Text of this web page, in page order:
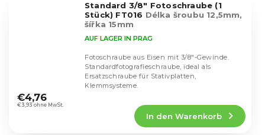
Standard 3/8" Fotoschraube (1
Stück) FT016 Délka šroubu 12,5mm,
šířka 15mm
durchschnittliche
Produktbewertung
AUF LAGER IN PRAG
€3,93 ohne MwSt.
€4,76
In den Warenkorb
Fotoschraube aus Eisen mit 3/8"-Gewinde.
Standardfotografieschraube, ideal als
Ersatzschraube für Stativplatten,
Klemmsysteme.